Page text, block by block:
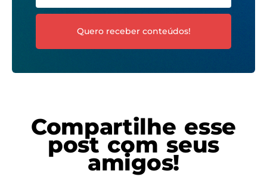
Quero receber conteúdos!
Compartilhe esse
post com seus
amigos!